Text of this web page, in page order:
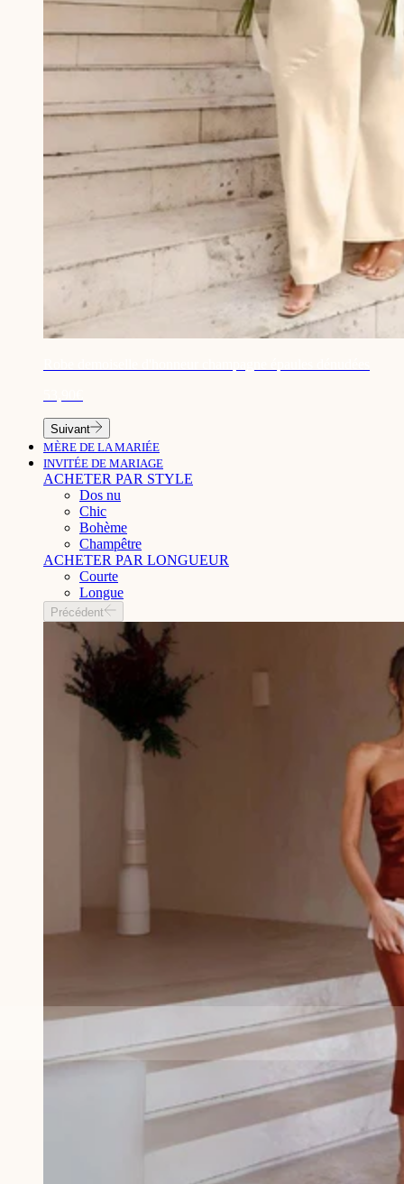
Suivant
MÈRE DE LA MARIÉE
INVITÉE DE MARIAGE
ACHETER PAR STYLE
Dos nu
Chic
Bohème
Champêtre
ACHETER PAR LONGUEUR
Courte
Longue
Précédent